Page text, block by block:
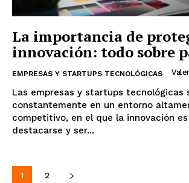
La importancia de
innovación: todo sobre
EMPRESAS Y STARTUPS TECNOLÓGICAS
Las empresas y startups tecnológicas
constantemente en un entorno
competitivo, en el que la innovación
destacarse y ser...
1 2